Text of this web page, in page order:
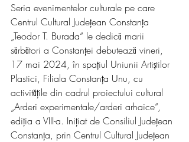
Seria evenimentelor culturale pe care
Centrul Cultural Județean Constanța
„Teodor T. Burada“ le dedică marii
sărbători a Constanței debutează vineri,
17 mai 2024, în spațiul Uniunii Artiștilor
Plastici, Filiala Constanța Unu, cu
activitățile din cadrul proiectului cultural
„Arderi experimentale/arderi arhaice“,
ediția a VIII-a. Inițiat de Consiliul Județean
Constanța, prin Centrul Cultural Județean